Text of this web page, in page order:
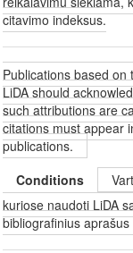
citavimo indeksus.
Publications based
LiDA should
such attributions are
citations must appear
publications.
Conditions
kuriose naudoti LiDA
bibliografinius